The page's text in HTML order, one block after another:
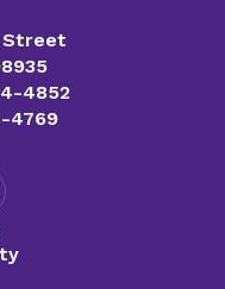
Street
4852
4769